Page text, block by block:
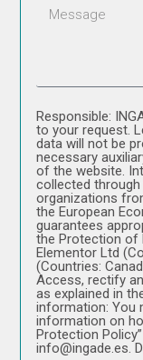
Responsible:
to your request.
data will not be
necessary
of the website.
collected
organizations
the European
guarantees
the Protection of
Elementor Ltd
(Countries:
Access, rectify
as explained in
information: You
information on
Protection
info@ingade.es.